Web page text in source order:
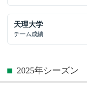
天理大学
チーム成績
2025年シーズン